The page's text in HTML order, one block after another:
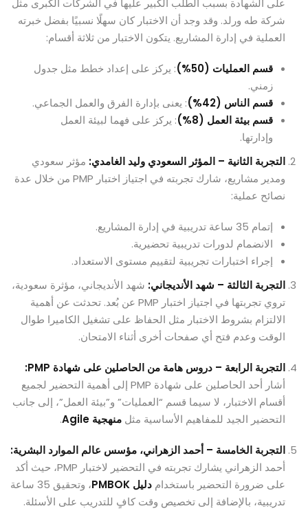
على الشهادة بسبب الطلب الكبير عليها في الشركات الكبرى مثل
شركة طه ورلد. وقد وجد أن الاختبار كان سهلًا نسبيًا بفضل خبرته
العملية في إدارة المشاريع. يتكون الاختبار من ثلاثة أقسام:
قسم العمليات (50%)
: يركز على إعداد خطط مثل جدول
زمني.
قسم الناس (42%)
: يعنى بإدارة الفرق والعمل الجماعي.
قسم بيئة العمل (8%)
: يركز على فهما لبيئة العمل
وإدارتها.
التجربة الثانية – المؤثر السعودي وليد الغامدي: مؤثر سعودي
ومدير مشاريع، شارك تجربته في اجتياز اختبار PMP من خلال عدة
نصائح عملية:
إتمام 35 ساعة تدريبية في إدارة المشاريع.
الانضمام لدورات تدريبية تحضيرية.
إجراء اختبارات تجريبية لتقييم مستوى الاستعداد.
التجربة الثالثة – شهد الأنديجاني: شهد الأنديجاني، مؤثرة سعودية،
تروي تجربتها في اجتياز اختبار PMP عن بُعد. تحدثت عن أهمية
الالتزام بشروط الاختبار مثل الحفاظ على تشغيل الكاميرا طوال
الوقت وعدم فتح أي صفحات أخرى أثناء الامتحان.
التجربة الرابعة – دروس هامة من الحاصلين على شهادة PMP:
أشار أحد الحاصلين على شهادة PMP إلى أهمية التحضير لجميع
أقسام الاختبار، لا سيما قسم “العمليات” و”بيئة العمل”، إلى جانب
التحضير الجيد للمفاهيم الأساسية مثل منهجية Agile .
التجربة الخامسة – أحمد الزهراني، مؤسس عالم الموارد البشرية:
أحمد الزهراني يشارك تجربته في التحضير لاختبار PMP، حيث أكد
على ضرورة التحضير باستخدام دليل PMBOK
، وتحقيق 35 ساعة
تدريبية، بالإضافة إلى تخصيص وقت كافٍ للتدريب على الأسئلة.